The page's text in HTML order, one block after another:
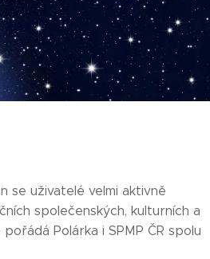
se uživatelé velmi aktivně
společenských, kulturních a
Polárka i SPMP ČR spolu